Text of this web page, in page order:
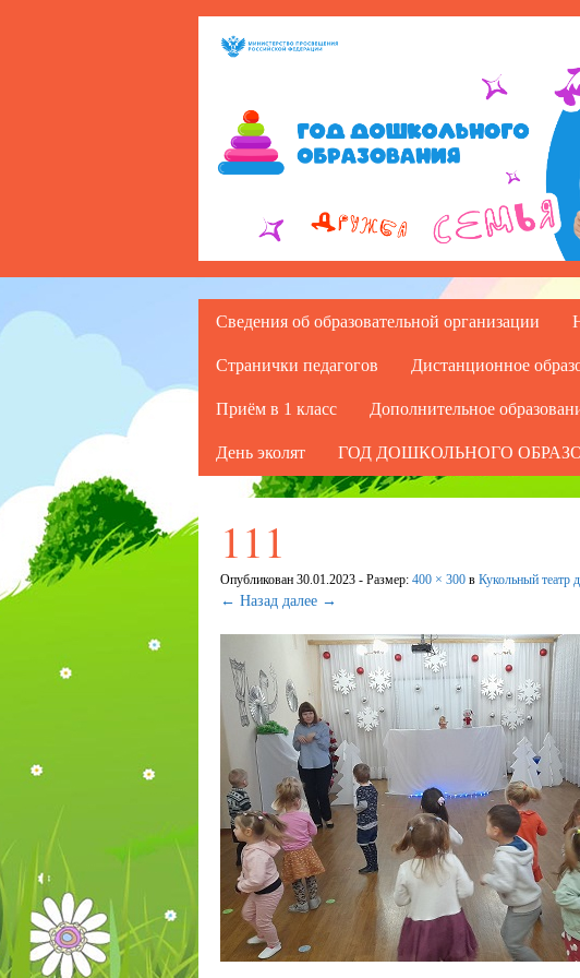
Сведения об образовательной организации
Странички педагогов Дистанционное
Приём в 1 класс Дополнительное
День эколят ГОД ДОШКОЛЬНОГО
111
Опубликован 30.01.2023 - Размер: 400 × 300 в Кукольный театр
← Назад далее →